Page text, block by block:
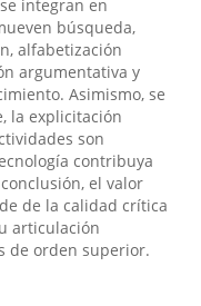
integran en
búsqueda,
alfabetización
argumentativa y
Asimismo, se
la explicitación
son
contribuya
el valor
de la calidad crítica
articulación
de orden superior.